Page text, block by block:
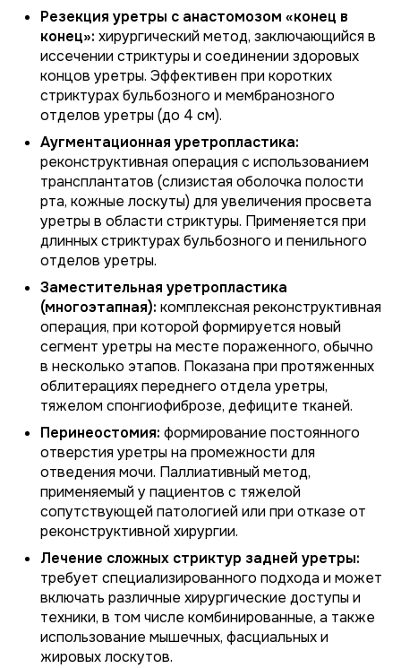
Резекция уретры с анастомозом «конец в
конец»: хирургический метод, заключающийся в
иссечении стриктуры и соединении здоровых
концов уретры. Эффективен при коротких
стриктурах бульбозного и мембранозного
отделов уретры (до 4 см).
Аугментационная уретропластика:
реконструктивная операция с использованием
трансплантатов (слизистая оболочка полости
рта, кожные лоскуты) для увеличения просвета
уретры в области стриктуры. Применяется при
длинных стриктурах бульбозного и пенильного
отделов уретры.
Заместительная уретропластика
(многоэтапная): комплексная реконструктивная
операция, при которой формируется новый
сегмент уретры на месте пораженного, обычно
в несколько этапов. Показана при протяженных
облитерациях переднего отдела уретры,
тяжелом спонгиофиброзе, дефиците тканей.
Перинеостомия: формирование постоянного
отверстия уретры на промежности для
отведения мочи. Паллиативный метод,
применяемый у пациентов с тяжелой
сопутствующей патологией или при отказе от
реконструктивной хирургии.
Лечение сложных стриктур задней уретры:
требует специализированного подхода и может
включать различные хирургические доступы и
техники, в том числе комбинированные, а также
использование мышечных, фасциальных и
жировых лоскутов.